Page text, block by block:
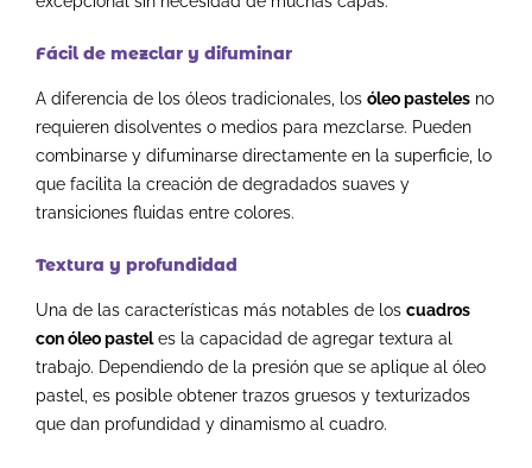
Fácil de mezclar y difuminar
A diferencia de los óleos tradicionales, los óleo pasteles no
requieren disolventes o medios para mezclarse. Pueden
combinarse y difuminarse directamente en la superficie, lo
que facilita la creación de degradados suaves y
transiciones fluidas entre colores.
Textura y profundidad
Una de las características más notables de los cuadros
con óleo pasteles la capacidad de agregar textura al
trabajo. Dependiendo de la presión que se aplique al óleo
pastel, es posible obtener trazos gruesos y texturizados
que dan profundidad y dinamismo al cuadro.